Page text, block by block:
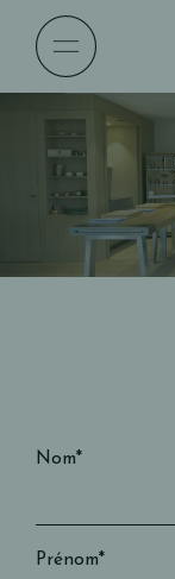
Nom*
Prénom*